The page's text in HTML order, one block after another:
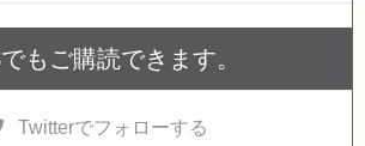
もご購読できます。
Twitterでフォローする